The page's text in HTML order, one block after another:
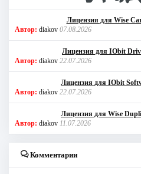
Лицензия для Wise
Автор: diakov 07.08.2026
Лицензия для IObit
Автор: diakov 22.07.2026
Лицензия для IObit
Автор: diakov 22.07.2026
Лицензия для Wise
Автор: diakov 11.07.2026
Комментарии